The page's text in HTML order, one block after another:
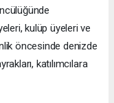
kulüp üyeleri ve
öncesinde denizde
katılımcılara